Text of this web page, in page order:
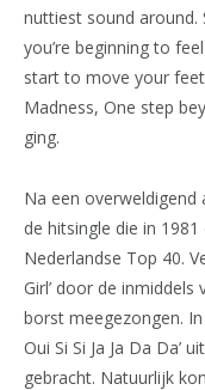
nuttiest sound around.
you’re beginning to
start to move your
Madness, One step
ging.
Na een overweldigend
de hitsingle die in
Nederlandse Top 40.
Girl’ door de
borst meegezongen.
Oui Si Si Ja Ja Da Da’
gebracht. Natuurlijk